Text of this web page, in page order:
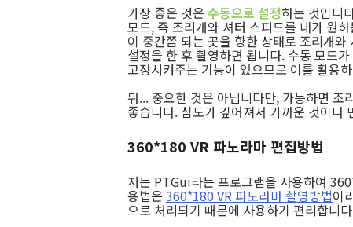
가장 좋은 것은 수동으로 설정하는 것입니
모드, 즉 조리개와 셔터 스피드를 내가 원
이 중간쯤 되는 곳을 향한 상태로 조리개
설정을 한 후 촬영하면 됩니다. 수동 모드
고정시켜주는 기능이 있으므로 이를 활용
뭐... 중요한 것은 아닙니다만, 가능하면 조
좋습니다. 심도가 깊어져서 가까운 것이나
360*180 VR 파노라마 편집방법
저는 PTGui라는 프로그램을 사용하여
용법은 360*180 VR 파노라마 촬영방법이
으로 처리되기 때문에 사용하기 편리합니